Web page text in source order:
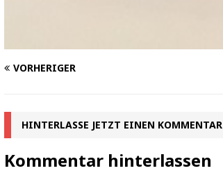
VORHERIGER
HINTERLASSE JETZT EINEN KOMMENTAR
Kommentar hinterlassen